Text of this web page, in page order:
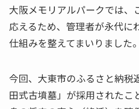
大阪メモリアルパークでは、
応えるため、管理者が永代に
仕組みを整えてまいりました。
今回、大東市のふるさと納税
田式古墳墓」が採用されたこ